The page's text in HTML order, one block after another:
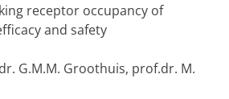
receptor occupancy of
and safety
G.M.M. Groothuis, prof.dr. M.